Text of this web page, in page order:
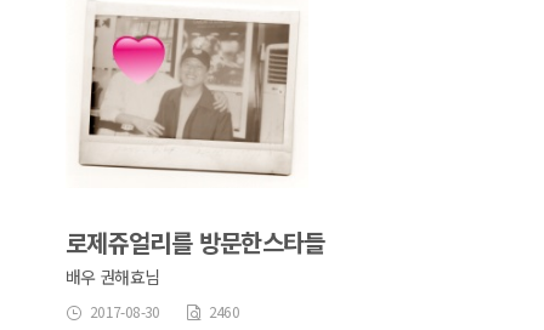
로제쥬얼리를 방문한스타들
배우 권해효님
2017-08-30 2460